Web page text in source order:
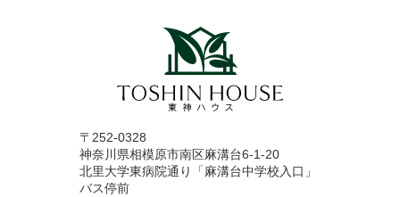
〒252-0328
神奈川県相模原市南区麻溝台6-1-20
北里大学東病院通り「麻溝台中学校入口」
バス停前